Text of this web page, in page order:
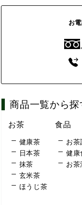
お
商品一覧から探
お茶
健康茶
日本茶
抹茶
玄米茶
ほうじ茶
食品
お茶
健康
お茶